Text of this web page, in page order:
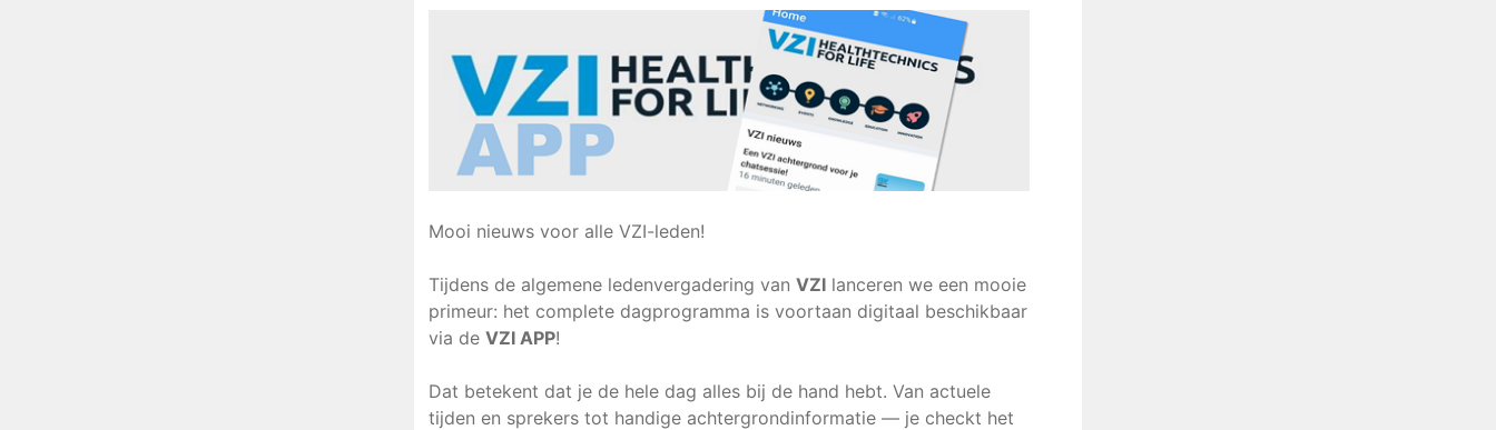
Mooi nieuws voor alle VZI-leden!
Tijdens de algemene ledenvergadering van VZI lanceren we een mooie
primeur: het complete dagprogramma is voortaan digitaal beschikbaar
via de VZI APP!
Dat betekent dat je de hele dag alles bij de hand hebt. Van actuele
tijden en sprekers tot handige achtergrondinformatie — je checkt het